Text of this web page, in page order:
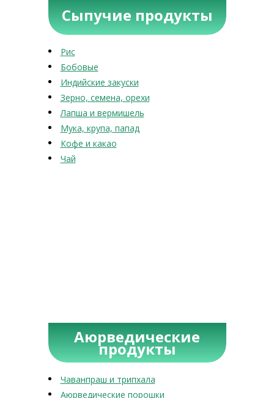
Сыпучие продукты
Рис
Бобовые
Индийские закуски
Зерно, семена, орехи
Лапша и вермишель
Мука, крупа, папад
Кофе и какао
Чай
Аюрведические
продукты
Чаванпраш и трипхала
Аюрведические порошки